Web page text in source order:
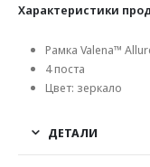
Характеристики
Рамка Valena™
4 поста
Цвет: зеркало
ДЕТАЛИ